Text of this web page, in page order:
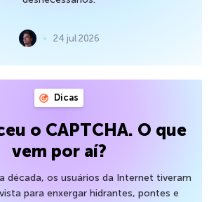
24 jul 2026
Dicas
o CAPTCHA. O que
vem por aí?
década, os usuários da Internet tiveram
para enxergar hidrantes, pontes e